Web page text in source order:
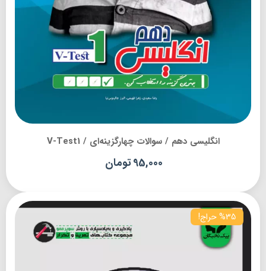
انگلیسی دهم / سوالات چهارگزینه‌ای / V-Test1
95,000تومان
%35 حراج!